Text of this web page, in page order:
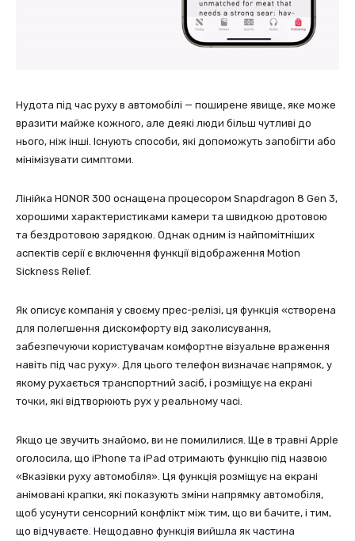
Нудота під час руху в автомобілі — поширене явище, яке може
вразити майже кожного, але деякі люди більш чутливі до
нього, ніж інші. Існують способи, які допоможуть запобігти або
мінімізувати симптоми.
Лінійка HONOR 300 оснащена процесором Snapdragon 8 Gen 3,
хорошими характеристиками камери та швидкою дротовою
та бездротовою зарядкою. Однак одним із найпомітніших
аспектів серії є включення функції відображення Motion
Sickness Relief.
Як описує компанія у своєму прес-релізі, ця функція «створена
для полегшення дискомфорту від заколисування,
забезпечуючи користувачам комфортне візуальне враження
навіть під час руху». Для цього телефон визначає напрямок, у
якому рухається транспортний засіб, і розміщує на екрані
точки, які відтворюють рух у реальному часі.
Якщо це звучить знайомо, ви не помилилися. Ще в травні Apple
оголосила, що iPhone та iPad отримають функцію під назвою
«Вказівки руху автомобіля». Ця функція розміщує на екрані
анімовані крапки, які показують зміни напрямку автомобіля,
щоб усунути сенсорний конфлікт між тим, що ви бачите, і тим,
що відчуваєте. Нещодавно функція вийшла як частина